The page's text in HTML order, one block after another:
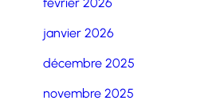
janvier 2026
décembre 2025
novembre 2025